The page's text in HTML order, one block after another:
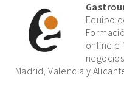
Equipo
online e
Madrid, Valencia y